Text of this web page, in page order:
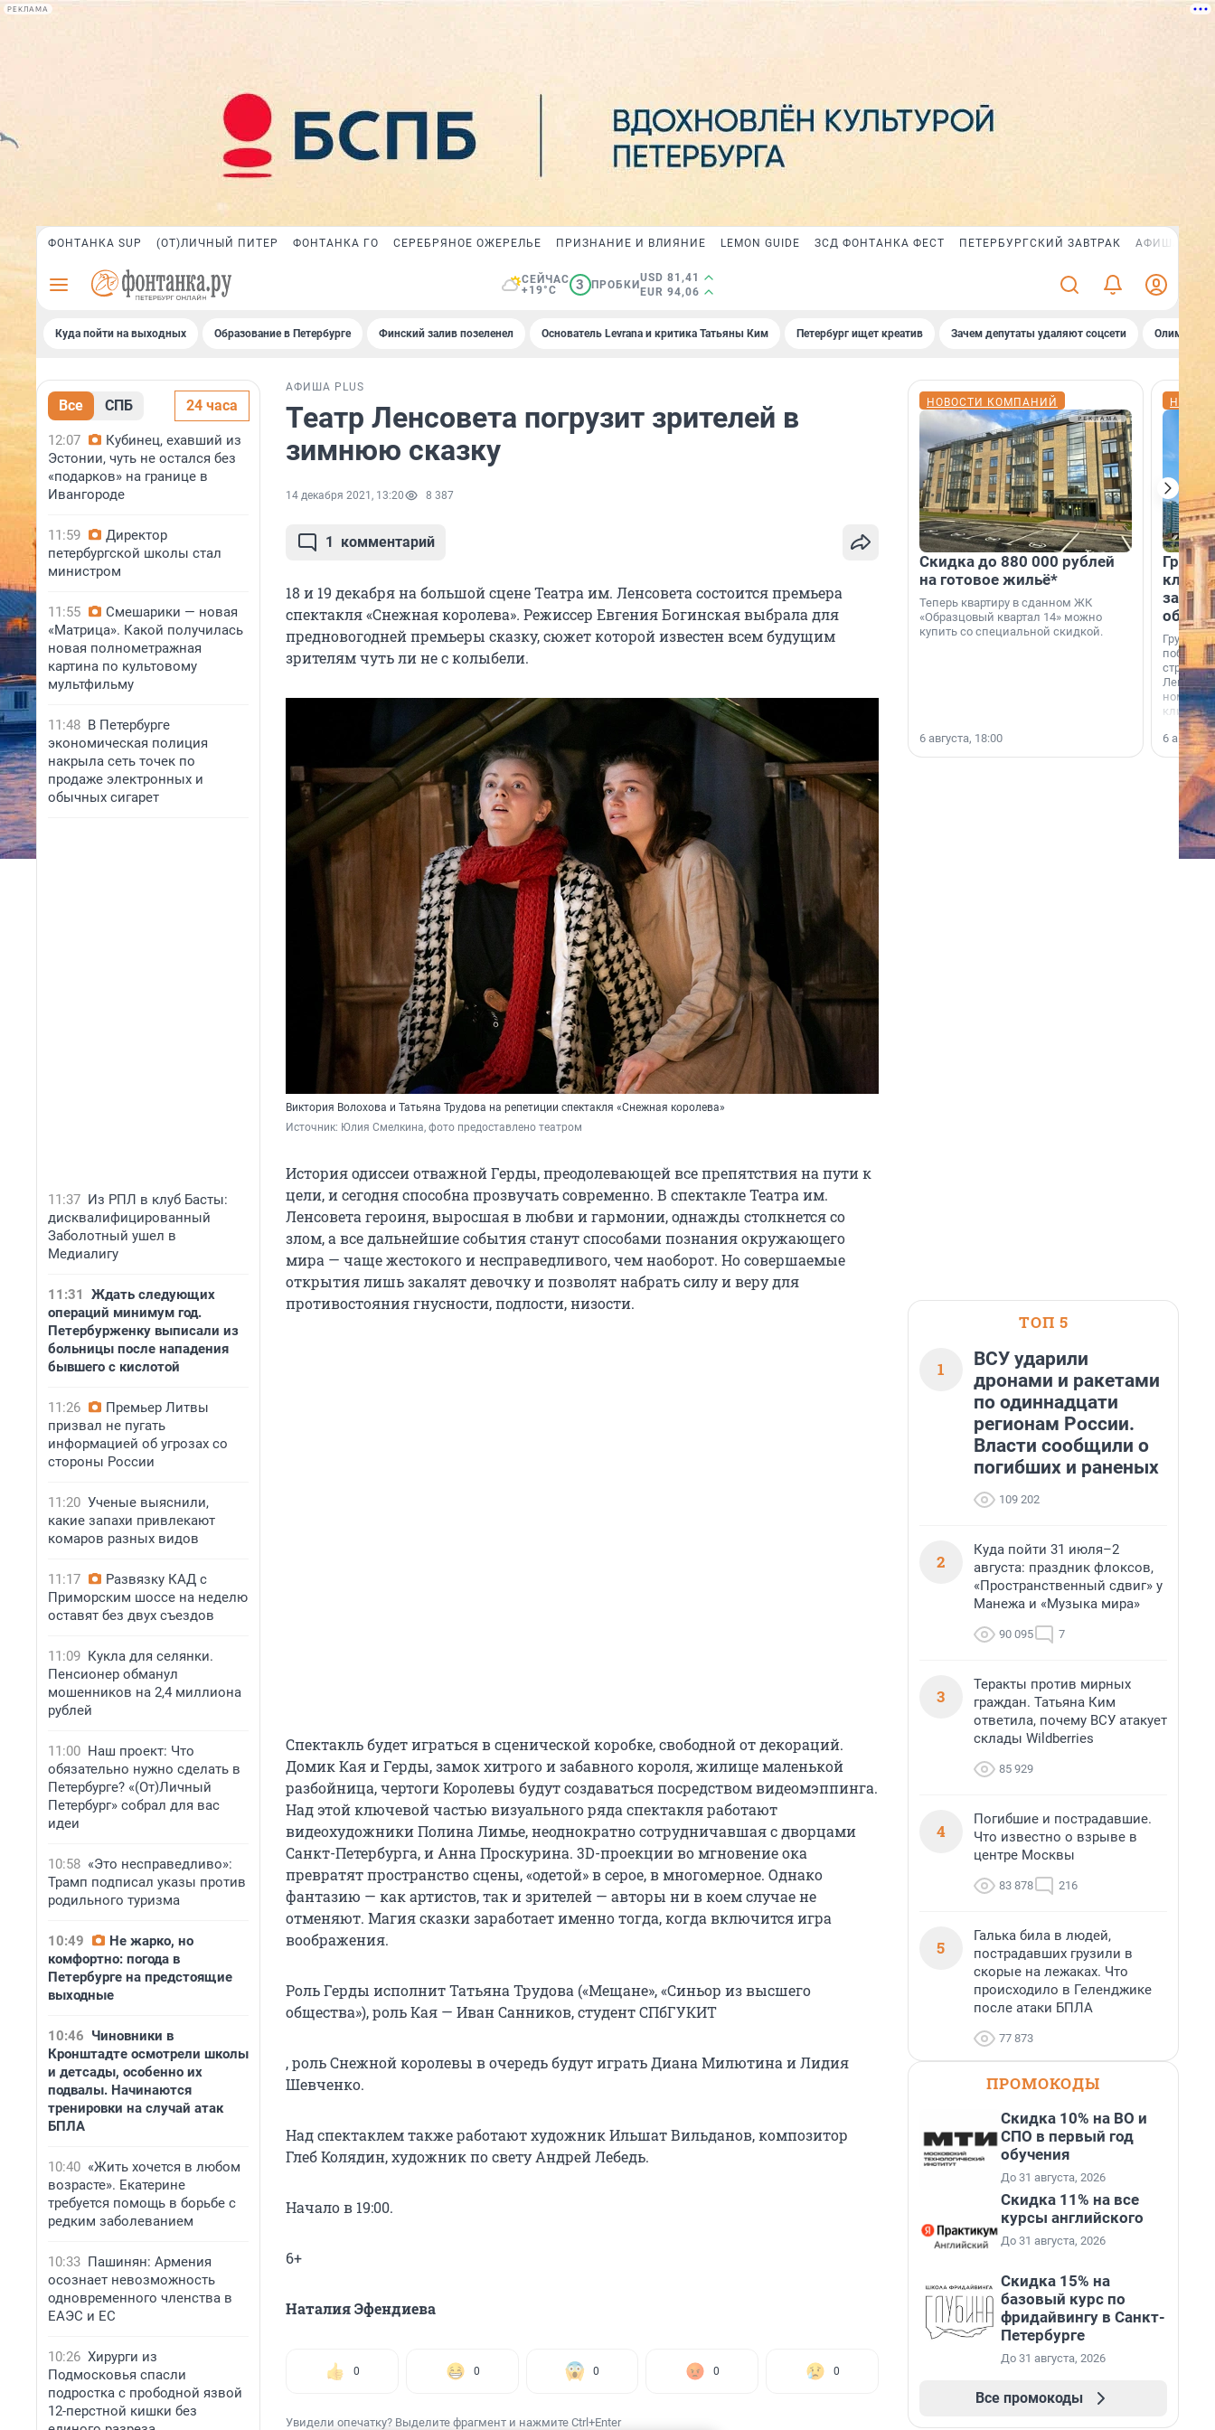
РЕКЛАМА
ФОНТАНКА SUP (ОТ)ЛИЧНЫЙ ПИТЕР ФОНТАНКА ГО СЕРЕБРЯНОЕ ОЖЕРЕЛЬЕ ПРИЗНАНИЕ И ВЛИЯНИЕ LEMON GUIDE ЗСД ФОНТАНКА ФЕСТ ПЕТЕРБУРГСКИЙ ЗАВТРАК АФИША PLUS
СЕЙЧАС
+19°C
3 ПРОБКИ
USD 81,41
EUR 94,06
Куда пойти на выходных Образование в Петербурге Финский залив позеленел Основатель Levrana и критика Татьяны Ким Петербург ищет креатив Зачем депутаты удаляют соцсети
Все СПБ 24 часа
12:07
Кубинец, ехавший из
Эстонии, чуть не остался без
«подарков» на границе в
Ивангороде
11:59
Директор
петербургской школы стал
министром
11:55
Смешарики — новая
«Матрица». Какой получилась
новая полнометражная
картина по культовому
мультфильму
11:48 В Петербурге
экономическая полиция
накрыла сеть точек по
продаже электронных и
обычных сигарет
11:37 Из РПЛ в клуб Басты:
дисквалифицированный
Заболотный ушел в
Медиалигу
11:31
Ждать следующих
операций минимум год.
Петербурженку выписали из
больницы после нападения
бывшего с кислотой
11:26
Премьер Литвы
призвал не пугать
информацией об угрозах со
стороны России
11:20 Ученые выяснили,
какие запахи привлекают
комаров разных видов
11:17
Развязку КАД с
Приморским шоссе на неделю
оставят без двух съездов
11:09 Кукла для селянки.
Пенсионер обманул
мошенников на 2,4 миллиона
рублей
11:00 Наш проект: Что
обязательно нужно сделать в
Петербурге? «(От)Личный
Петербург» собрал для вас
идеи
10:58 «Это несправедливо»:
Трамп подписал указы против
родильного туризма
10:49
Не жарко, но
комфортно: погода в
Петербурге на предстоящие
выходные
10:46 Чиновники в
Кронштадте осмотрели школы
и детсады, особенно их
подвалы. Начинаются
тренировки на случай атак
БПЛА
10:40 «Жить хочется в любом
возрасте». Екатерине
требуется помощь в борьбе с
редким заболеванием
10:33 Пашинян: Армения
осознает невозможность
одновременного членства в
ЕАЭС и ЕС
10:26 Хирурги из
Подмосковья спасли
подростка с прободной язвой
12-перстной кишки без
АФИША PLUS
Театр Ленсовета погрузит зрителей в
зимнюю сказку
14 декабря 2021, 13:20 8 387
1 комментарий
18 и 19 декабря на большой сцене Театра им. Ленсовета состоится премьера
спектакля «Снежная королева». Режиссер Евгения Богинская выбрала для
предновогодней премьеры сказку, сюжет которой известен всем будущим
зрителям чуть ли не с колыбели.
Виктория Волохова и Татьяна Трудова на репетиции спектакля «Снежная королева»
Источник: Юлия Смелкина, фото предоставлено театром
История одиссеи отважной Герды, преодолевающей все препятствия на пути к
цели, и сегодня способна прозвучать современно. В спектакле Театра им.
Ленсовета героиня, выросшая в любви и гармонии, однажды столкнется со
злом, а все дальнейшие события станут способами познания окружающего
мира — чаще жестокого и несправедливого, чем наоборот. Но совершаемые
открытия лишь закалят девочку и позволят набрать силу и веру для
противостояния гнусности, подлости, низости.
Спектакль будет играться в сценической коробке, свободной от декораций.
Домик Кая и Герды, замок хитрого и забавного короля, жилище маленькой
разбойница, чертоги Королевы будут создаваться посредством видеомэппинга.
Над этой ключевой частью визуального ряда спектакля работают
видеохудожники Полина Лимье, неоднократно сотрудничавшая с дворцами
Санкт-Петербурга, и Анна Проскурина. 3D-проекции во мгновение ока
превратят пространство сцены, «одетой» в серое, в многомерное. Однако
фантазию — как артистов, так и зрителей — авторы ни в коем случае не
отменяют. Магия сказки заработает именно тогда, когда включится игра
воображения.
Роль Герды исполнит Татьяна Трудова («Мещане», «Синьор из высшего
общества»), роль Кая — Иван Санников, студент СПбГУКИТ
, роль Снежной королевы в очередь будут играть Диана Милютина и Лидия
Шевченко.
Над спектаклем также работают художник Ильшат Вильданов, композитор
Глеб Колядин, художник по свету Андрей Лебедь.
Начало в 19:00.
6+
Наталия Эфендиева
0 0 0 0 0
Увидели опечатку? Выделите фрагмент и нажмите Ctrl+Enter
НОВОСТИ КОМПАНИЙ
Скидка до 880 000 рублей
на готовое жильё*
Теперь квартиру в сданном ЖК
«Образцовый квартал 14» можно
купить со специальной скидкой.
6 августа, 18:00
Группа
области».
6
ТОП 5
1
ВСУ ударили
дронами и ракетами
по одиннадцати
регионам России.
Власти сообщили о
погибших и раненых
109 202
2
Куда пойти 31 июля–2
августа: праздник флоксов,
«Пространственный сдвиг» у
Манежа и «Музыка мира»
90 095 7
3
Теракты против мирных
граждан. Татьяна Ким
ответила, почему ВСУ атакует
склады Wildberries
85 929
4
Погибшие и пострадавшие.
Что известно о взрыве в
центре Москвы
83 878 216
5
Галька била в людей,
пострадавших грузили в
скорые на лежаках. Что
происходило в Геленджике
после атаки БПЛА
77 873
ПРОМОКОДЫ
Скидка 10% на ВО и
СПО в первый год
обучения
До 31 августа, 2026
Скидка 11% на все
курсы английского
До 31 августа, 2026
Скидка 15% на
базовый курс по
фридайвингу в Санкт-
Петербурге
До 31 августа, 2026
Все промокоды